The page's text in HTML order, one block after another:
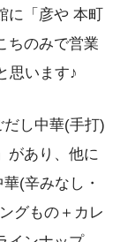
に「彦や 本町
ちのみで営業
思います♪
だし中華(手打)
があり、他に
(辛みなし・
グもの＋カレ